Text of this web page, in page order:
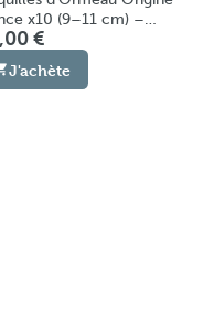
x10 (9–11 cm) –
Naturels pour
& Purification
€
J'achète